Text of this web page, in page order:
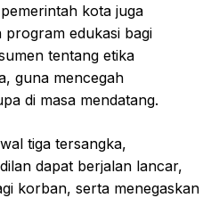
kota juga
program edukasi bagi
tentang etika
guna mencegah
di masa mendatang.
tiga tersangka,
dapat berjalan lancar,
korban, serta menegaskan